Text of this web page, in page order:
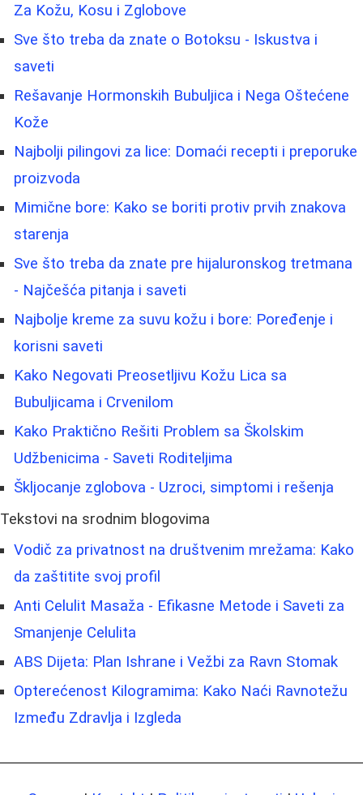
Za Kožu, Kosu i Zglobove
Sve što treba da znate o Botoksu - Iskustva i
saveti
Rešavanje Hormonskih Bubuljica i Nega Oštećene
Kože
Najbolji pilingovi za lice: Domaći recepti i preporuke
proizvoda
Mimične bore: Kako se boriti protiv prvih znakova
starenja
Sve što treba da znate pre hijaluronskog tretmana
- Najčešća pitanja i saveti
Najbolje kreme za suvu kožu i bore: Poređenje i
korisni saveti
Kako Negovati Preosetljivu Kožu Lica sa
Bubuljicama i Crvenilom
Kako Praktično Rešiti Problem sa Školskim
Udžbenicima - Saveti Roditeljima
Škljocanje zglobova - Uzroci, simptomi i rešenja
Tekstovi na srodnim blogovima
Vodič za privatnost na društvenim mrežama: Kako
da zaštitite svoj profil
Anti Celulit Masaža - Efikasne Metode i Saveti za
Smanjenje Celulita
ABS Dijeta: Plan Ishrane i Vežbi za Ravn Stomak
Opterećenost Kilogramima: Kako Naći Ravnotežu
Između Zdravlja i Izgleda